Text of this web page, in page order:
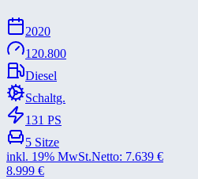
2020
120.800
Diesel
Schaltg.
131 PS
5 Sitze
inkl. 19% MwSt.Netto: 7.639 €
8.999 €